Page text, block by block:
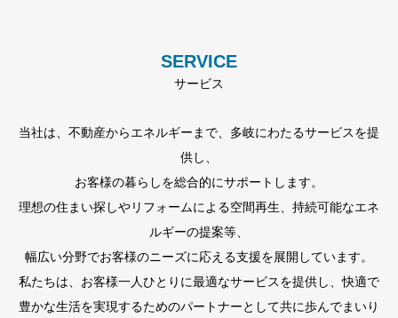
SERVICE
サービス
当社は、不動産からエネルギーまで、多岐にわたるサービスを提
供し、
お客様の暮らしを総合的にサポートします。
理想の住まい探しやリフォームによる空間再生、持続可能なエネ
ルギーの提案等、
幅広い分野でお客様のニーズに応える支援を展開しています。
私たちは、お客様一人ひとりに最適なサービスを提供し、快適で
豊かな生活を実現するためのパートナーとして共に歩んでまいり